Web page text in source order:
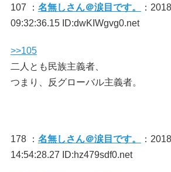
107 ： 名無しさん＠涙目です。
：
09:32:36.15 ID:dwKIWgvg0.net
>>105
二人とも民族主義者、
つまり、反グローバル主義者。
178 ： 名無しさん＠涙目です。
：
14:54:28.27 ID:hz479sdf0.net